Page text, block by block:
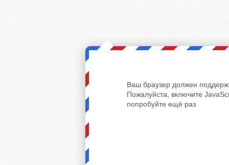
Ваш браузер должен
Пожалуйста, включите
попробуйте ещё раз